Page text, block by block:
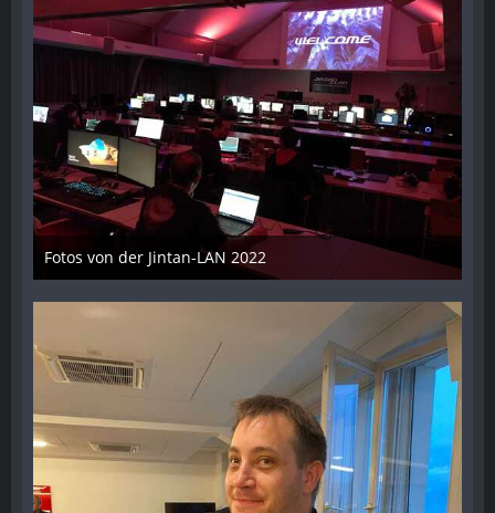
Fotos von der Jintan-LAN 2022
17. Oktober 2022